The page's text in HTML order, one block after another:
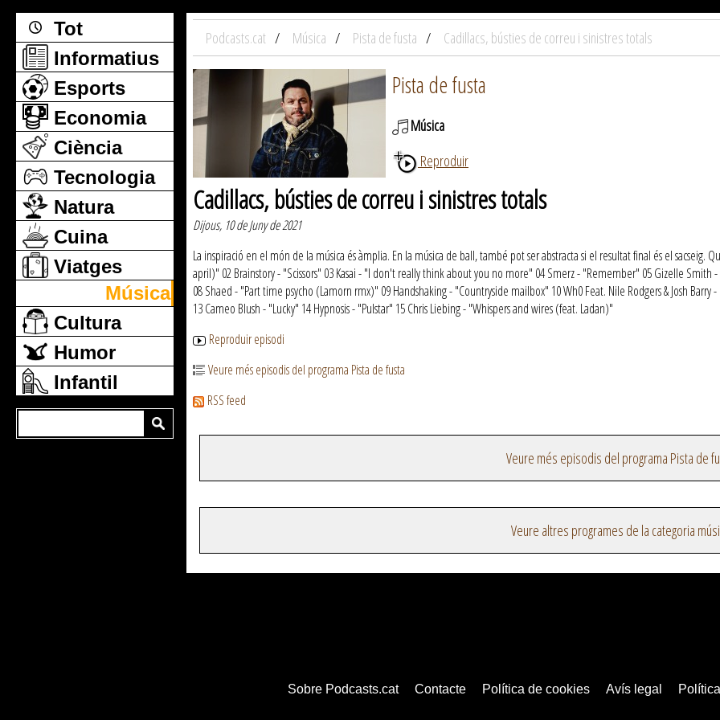
Tot
Informatius
Esports
Economia
Ciència
Tecnologia
Natura
Cuina
Viatges
Música
Cultura
Humor
Infantil
Podcasts.cat Música Pista de fusta Cadillacs, bústies de correu i sinistres totals
Pista de fusta
Música
Reproduir
Cadillacs, bústies de correu i sinistres totals
Dijous, 10 de Juny de 2021
La inspiració en el món de la música és àmplia. En la música de ball, també pot ser abstracta si el resultat final és el
april)" 02 Brainstory - "Scissors" 03 Kasai - "I don't really think about you no more" 04 Smerz - "Remember" 05 Gizelle Smith
08 Shaed - "Part time psycho (Lamorn rmx)" 09 Handshaking - "Countryside mailbox" 10 Wh0 Feat. Nile Rodgers & Josh
13 Cameo Blush - "Lucky" 14 Hypnosis - "Pulstar" 15 Chris Liebing - "Whispers and wires (feat. Ladan)"
Reproduir episodi
Veure més episodis del programa Pista de fusta
RSS feed
Veure més episodis del programa Pista de
Veure altres programes de la categoria
Sobre Podcasts.cat Contacte Política de cookies Avís legal